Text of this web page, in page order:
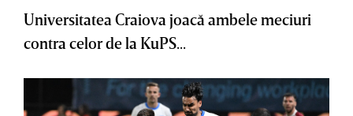
Universitatea Craiova joacă ambele meciuri
contra celor de la KuPS...